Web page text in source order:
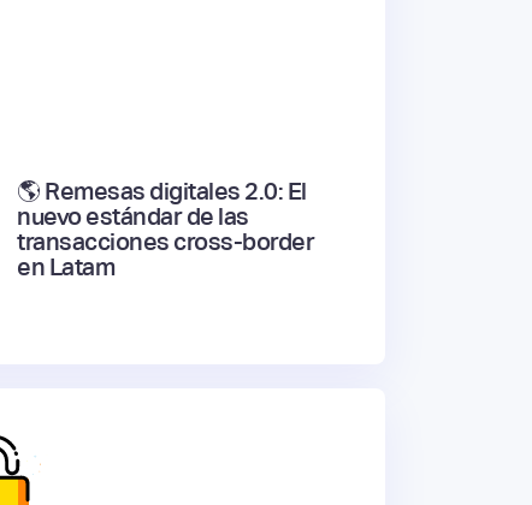
🌎 Remesas digitales 2.0: El
nuevo estándar de las
transacciones cross-border
en Latam